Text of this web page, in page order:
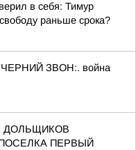
в себя: Тимур
раньше срока?
ЗВОН:. война
ДОЛЬЩИКОВ
ПЕРВЫЙ